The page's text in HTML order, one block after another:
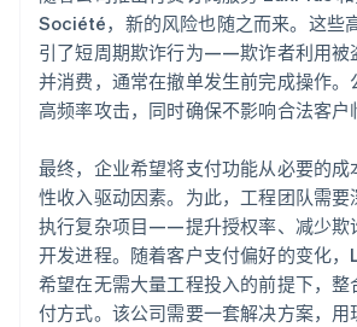
Société，新的风险也随之而来。这些
引了短周期欺诈行为——欺诈者利用被
并消费，通常在撤单发生前完成操作
高频率攻击，同时确保不影响合法客户
最终，企业希望将支付功能从必要的
性收入驱动因素。为此，工程团队需
执行复杂项目——提升授权率、减少欺
开发进程。随着客户支付偏好的变化
希望在无需大量工程投入的前提下，整
付方式。该公司需要一套解决方案，